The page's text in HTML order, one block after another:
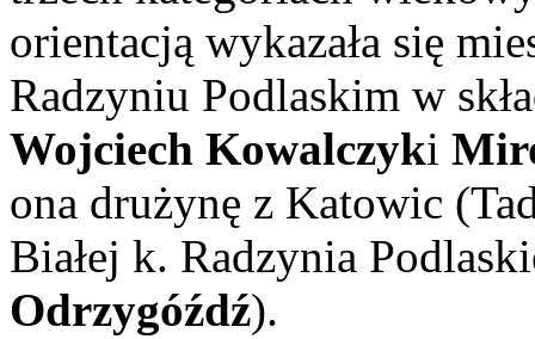
orientacją wykazała się
Radzyniu Podlaskim w
Wojciech Kowalczyki
ona drużynę z Katowic
Białej k. Radzynia
Odrzygóźdź).